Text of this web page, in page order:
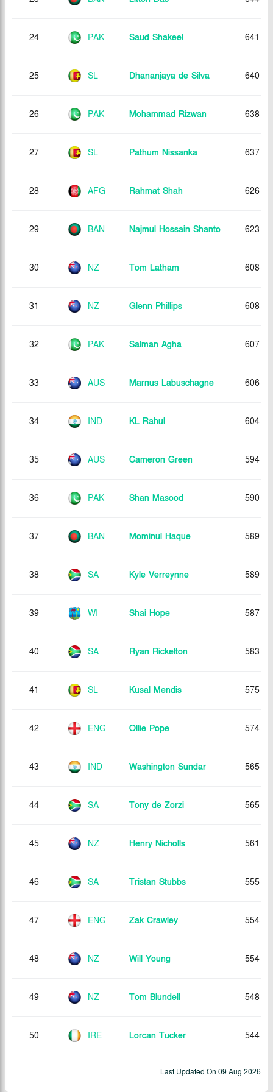
24 PAK Saud Shakeel 641
25 SL Dhananjaya de Silva 640
26 PAK Mohammad Rizwan 638
27 SL Pathum Nissanka 637
28 AFG Rahmat Shah 626
29 BAN Najmul Hossain Shanto 623
30 NZ Tom Latham 608
31 NZ Glenn Phillips 608
32 PAK Salman Agha 607
33 AUS Marnus Labuschagne 606
34 IND KL Rahul 604
35 AUS Cameron Green 594
36 PAK Shan Masood 590
37 BAN Mominul Haque 589
38 SA Kyle Verreynne 589
39 WI Shai Hope 587
40 SA Ryan Rickelton 583
41 SL Kusal Mendis 575
42 ENG Ollie Pope 574
43 IND Washington Sundar 565
44 SA Tony de Zorzi 565
45 NZ Henry Nicholls 561
46 SA Tristan Stubbs 555
47 ENG Zak Crawley 554
48 NZ Will Young 554
49 NZ Tom Blundell 548
50 IRE Lorcan Tucker 544
Last Updated On 09 Aug 2026